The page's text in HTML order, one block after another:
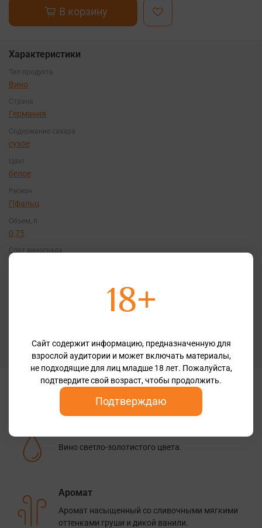
В корзину
Характеристики
Тип продукта
Вино
Страна
Германия
Содержание сахара
сухое
Цвет
белое
Регион
Пфальц
Объем, л
0,75
Сорт винограда
Fritz Walter
Дегустационные заметки
Вино светло-золотистого цвета.
Аромат
Аромат насыщенный со сливочными мягкими
оттенками груши и дикой ванили.
18+
Сайт содержит информацию, предназначенную для
взрослой аудитории и может включать материалы,
не подходящие для лиц младше 18 лет. Пожалуйста,
подтвердите свой возраст, чтобы продолжить.
Подтверждаю